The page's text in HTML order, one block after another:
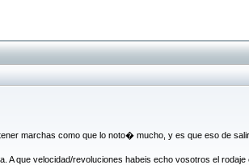
marchas como que lo noto� mucho, y es que eso de
que velocidad/revoluciones habeis echo vosotros el rodaje